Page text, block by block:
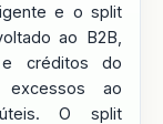
e o split
ao B2B,
créditos do
excessos ao
O split